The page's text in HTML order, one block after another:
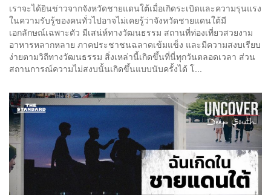
เราจะได้ยินข่าวจากจังหวัดชายแดนใต้เมื่อเกิดระเบิดและความรุนแรง
ในความรับรู้ของคนทั่วไปอาจไม่เคยรู้ว่าจังหวัดชายแดนใต้มี
เอกลักษณ์เฉพาะตัว มีเสน่ห์ทางวัฒนธรรม สถานที่ท่องเที่ยวสวยงาม
อาหารหลากหลาย ภาคประชาชนฉลาดเข้มแข็ง และมีความสงบเรียบ
ง่ายตามวิถีทางวัฒนธรรม สิ่งเหล่านี้เกิดขึ้นที่นี่ทุกวันตลอดเวลา ส่วน
สถานการณ์ความไม่สงบนั้นเกิดขึ้นแบบนับครั้งได้ โ...